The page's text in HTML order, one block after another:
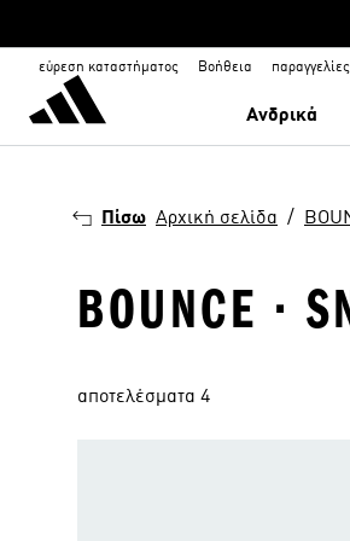
εύρεση καταστήματος Βοήθεια
Ανδρικά
Πίσω Αρχική σελίδα
BOUNCE ·
αποτελέσματα 4